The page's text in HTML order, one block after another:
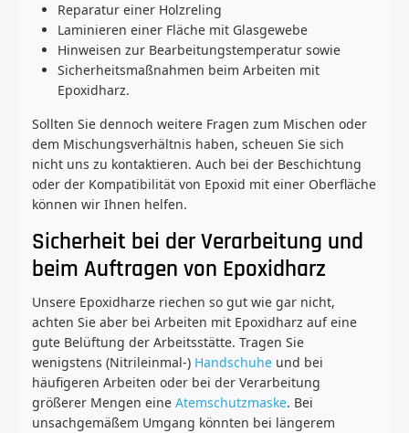
Reparatur einer Holzreling
Laminieren einer Fläche mit Glasgewebe
Hinweisen zur Bearbeitungstemperatur sowie
Sicherheitsmaßnahmen beim Arbeiten mit
Epoxidharz.
Sollten Sie dennoch weitere Fragen zum Mischen oder
dem Mischungsverhältnis haben, scheuen Sie sich
nicht uns zu kontaktieren. Auch bei der Beschichtung
oder der Kompatibilität von Epoxid mit einer Oberfläche
können wir Ihnen helfen.
Sicherheit bei der Verarbeitung und
beim Auftragen von Epoxidharz
Unsere Epoxidharze riechen so gut wie gar nicht,
achten Sie aber bei Arbeiten mit Epoxidharz auf eine
gute Belüftung der Arbeitsstätte. Tragen Sie
wenigstens (Nitrileinmal-) Handschuhe und bei
häufigeren Arbeiten oder bei der Verarbeitung
größerer Mengen eine Atemschutzmaske. Bei
unsachgemäßem Umgang könnten bei längerem